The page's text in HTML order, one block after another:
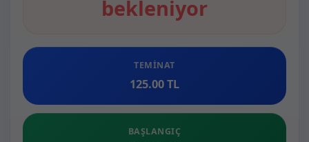
bekleniyor
TEMINAT
125.00 TL
BAŞLANGIÇ